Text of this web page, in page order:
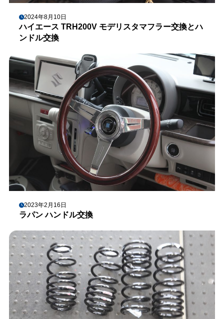
2024年8月10日
ハイエース TRH200V モデリスタマフラー交換とハ
ンドル交換
2023年2月16日
ラパン ハンドル交換